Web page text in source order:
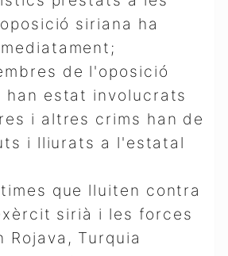
siriana ha
de l'oposició
han estat involucrats
i altres crims han de
i lliurats a l'estatal
que lluiten contra
sirià i les forces
Rojava, Turquia